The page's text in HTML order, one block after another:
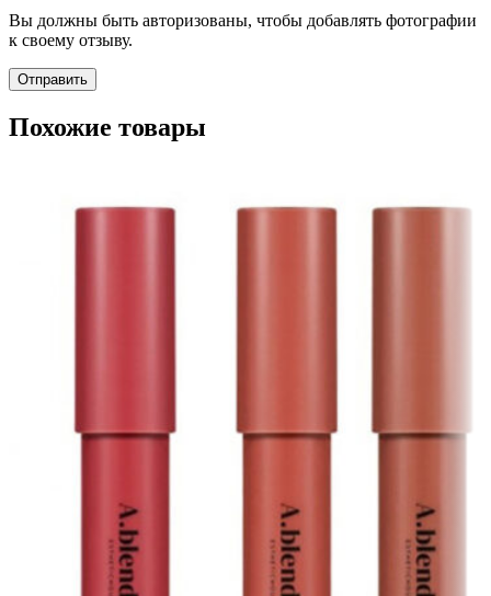
Вы должны быть авторизованы, чтобы добавлять фотографии
к своему отзыву.
Похожие товары